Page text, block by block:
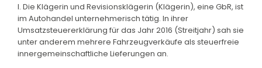
I. Die Klägerin und Revisionsklägerin (Klägerin), eine GbR, ist
im Autohandel unternehmerisch tätig. In ihrer
Umsatzsteuererklärung für das Jahr 2016 (Streitjahr) sah sie
unter anderem mehrere Fahrzeugverkäufe als steuerfreie
innergemeinschaftliche Lieferungen an.